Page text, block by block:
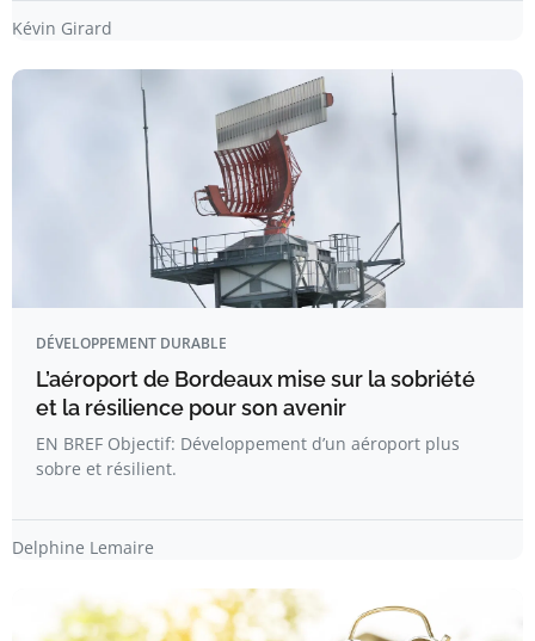
Kévin Girard
DÉVELOPPEMENT DURABLE
L’aéroport de Bordeaux mise sur la sobriété
et la résilience pour son avenir
EN BREF Objectif: Développement d’un aéroport plus
sobre et résilient.
Delphine Lemaire